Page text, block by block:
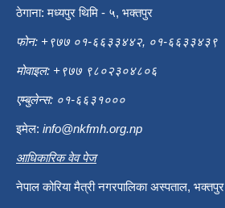
ठेगाना: मध्यपुर थिमि - ५, भक्तपुर
फोन: +९७७ ०१-६६३३४४२, ०१-६६३३४३९
मोवाइल: +९७७ ९८०२३०४८०६
एम्बुलेन्स: ०१-६६३१०००
इमेल: info@nkfmh.org.np
आधिकारिक वेव पेज
नेपाल कोरिया मैत्री नगरपालिका अस्पताल, भक्तपुर